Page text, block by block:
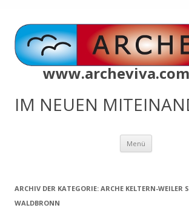
www.archeviva.com
IM NEUEN
Menü Zum
springen
ARCHIV DER KATEGORIE: ARCHE KELTERN-WEILER
WALDBRONN